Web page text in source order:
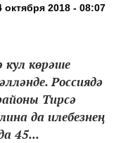
октября 2018 - 08:07
кул көрәше
Россиядә
Тирсә
да илебезнең
45...